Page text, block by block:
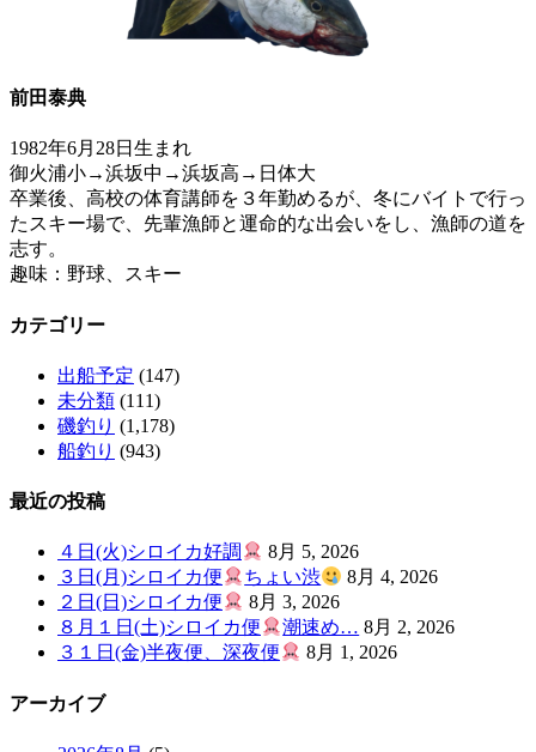
前田泰典
1982年6月28日生まれ
御火浦小→浜坂中→浜坂高→日体大
卒業後、高校の体育講師を３年勤めるが、冬にバイトで行っ
たスキー場で、先輩漁師と運命的な出会いをし、漁師の道を
志す。
趣味：野球、スキー
カテゴリー
出船予定 (147)
未分類 (111)
磯釣り (1,178)
船釣り (943)
最近の投稿
４日(火)シロイカ好調
8月 5, 2026
３日(月)シロイカ便
ちょい渋
8月 4, 2026
２日(日)シロイカ便
8月 3, 2026
８月１日(土)シロイカ便
潮速め… 8月 2, 2026
３１日(金)半夜便、深夜便
8月 1, 2026
アーカイブ